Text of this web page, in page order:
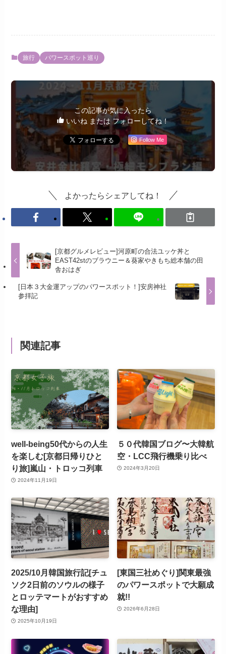
旅行 パワースポット巡り
この記事が気に入ったら
いいね または フォローしてね！
Follow Me
よかったらシェアしてね！
[京都グルメレビュー]河原町の合法ユッケ丼と
EAST42stのブラウニー＆葵家やきもち総本舗の田
舎おはぎ
[日本３大金運アップのパワースポット！]安房神社
参拝記
関連記事
well-being50代からの人生
を楽しむ[京都日帰りひと
り旅]嵐山・トロッコ列車
2024年11月19日
５０代韓国ブログ〜大韓航
空・LCC飛行機乗り比べ
2024年3月20日
2025/10月韓国旅行記[チュ
ソク2日前のソウルの様子
とロッテマートがおすすめ
な理由]
2025年10月19日
[東国三社めぐり]関東最強
のパワースポットで大願成
就!!
2026年6月28日